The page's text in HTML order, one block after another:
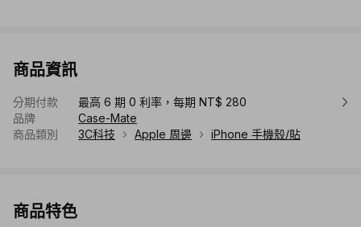
商品資訊
分期付款
最高 6 期 0 利率，每期 NT$ 280
品牌
Case-Mate
商品類別
3C科技 Apple 周邊 iPhone 手機殼/貼
商品特色